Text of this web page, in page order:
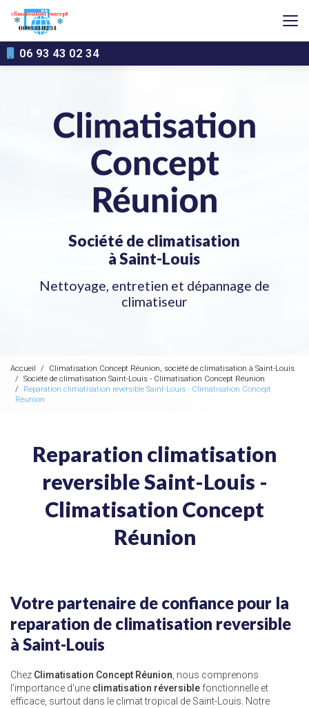
contenu
principal
06 93 43 02 34
Société de climatisation
à Saint-Louis
Nettoyage, entretien et dépannage de
climatiseur
Accueil
Climatisation Concept Réunion, société de climatisation à Saint-Louis
Société de climatisation Saint-Louis - Climatisation Concept Réunion
Reparation climatisation reversible Saint-Louis - Climatisation Concept
Réunion
Reparation climatisation
reversible Saint-Louis -
Climatisation Concept
Réunion
Votre partenaire de confiance pour la
reparation de climatisation reversible
à Saint-Louis
Chez Climatisation Concept Réunion , nous comprenons
l'importance d'une climatisation réversible fonctionnelle et
efficace, surtout dans le climat tropical de Saint-Louis. Notre